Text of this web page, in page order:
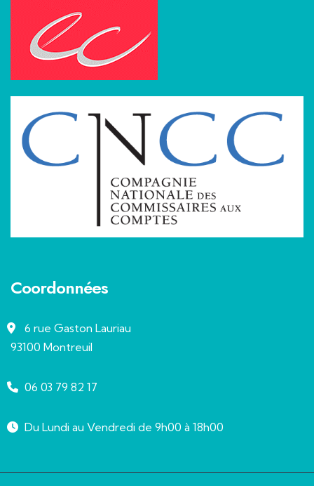
Coordonnées
6 rue Gaston Lauriau
93100 Montreuil
06 03 79 82 17
Du Lundi au Vendredi de 9h00 à 18h00